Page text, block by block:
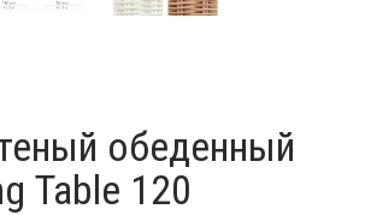
обеденный
Table 120